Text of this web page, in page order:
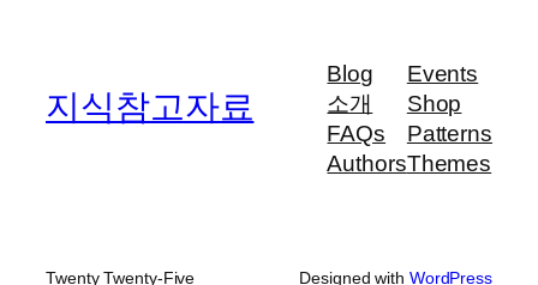
지식참고자료
Blog
소개
FAQs
Authors
Events
Shop
Patterns
Themes
Twenty Twenty-Five Designed with WordPress